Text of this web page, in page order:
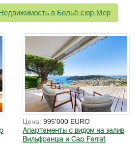
в Больё-сюр-Мер
Цена: 995'000 EURO
Апартаменты с видом на залив
Вильфранша и Cap Ferrat